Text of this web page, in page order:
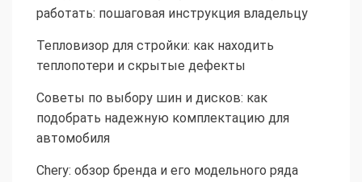
работать: пошаговая инструкция владельцу
Тепловизор для стройки: как находить
теплопотери и скрытые дефекты
Советы по выбору шин и дисков: как
подобрать надежную комплектацию для
автомобиля
Chery: обзор бренда и его модельного ряда